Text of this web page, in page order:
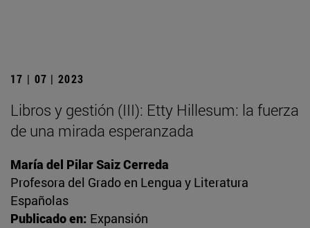
17 | 07 | 2023
Libros y gestión (III): Etty Hillesum: la fuerza
de una mirada esperanzada
María del Pilar Saiz Cerreda
Profesora del Grado en Lengua y Literatura
Españolas
Publicado en: Expansión